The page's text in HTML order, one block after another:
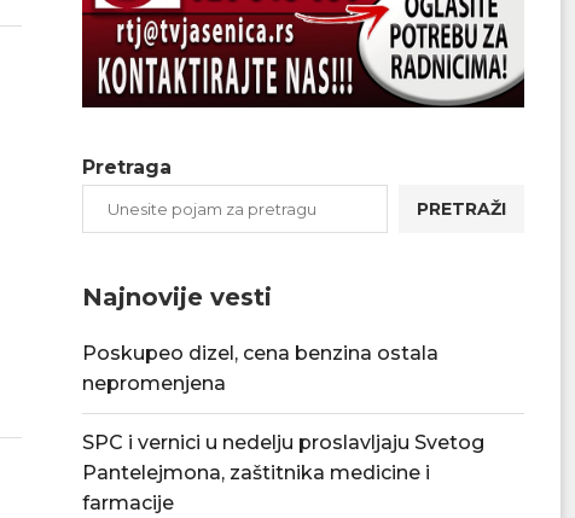
Pretraga
PRETRAŽI
Najnovije vesti
Poskupeo dizel, cena benzina ostala
nepromenjena
SPC i vernici u nedelju proslavljaju Svetog
Pantelejmona, zaštitnika medicine i
farmacije